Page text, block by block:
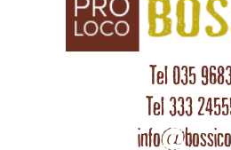
Tel 035
Tel 333